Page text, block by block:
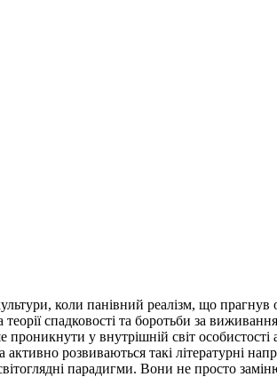
коли панівний реалізм, що
теорії спадковості та боротьби за
у внутрішній світ особистості
розвиваються такі літературні
парадигми. Вони не просто